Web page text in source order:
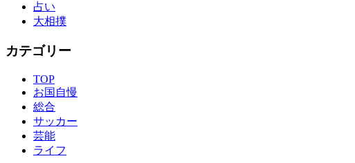
占い
大相撲
カテゴリー
TOP
お国自慢
総合
サッカー
芸能
ライフ